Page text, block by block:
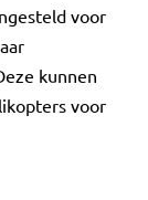
voor
kunnen
voor